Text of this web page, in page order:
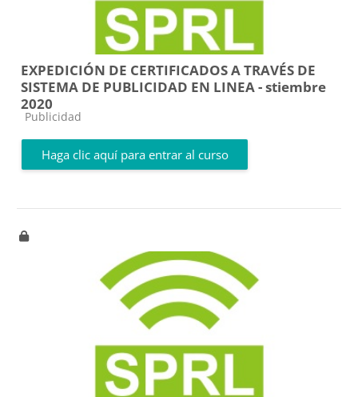
EXPEDICIÓN DE CERTIFICADOS A TRAVÉS DE
SISTEMA DE PUBLICIDAD EN LINEA - stiembre
2020
Categoría de cursos
Publicidad
Haga clic aquí para entrar al curso